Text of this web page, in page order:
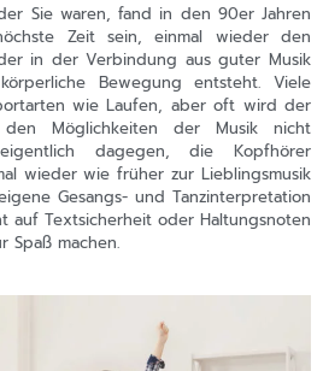
Sie waren, fand in den 90er Jahren
Zeit sein, einmal wieder den
in der Verbindung aus guter Musik
Bewegung entsteht. Viele
wie Laufen, aber oft wird der
den Möglichkeiten der Musik nicht
dagegen, die Kopfhörer
wieder wie früher zur Lieblingsmusik
Gesangs- und Tanzinterpretation
auf Textsicherheit oder Haltungsnoten
Spaß machen.